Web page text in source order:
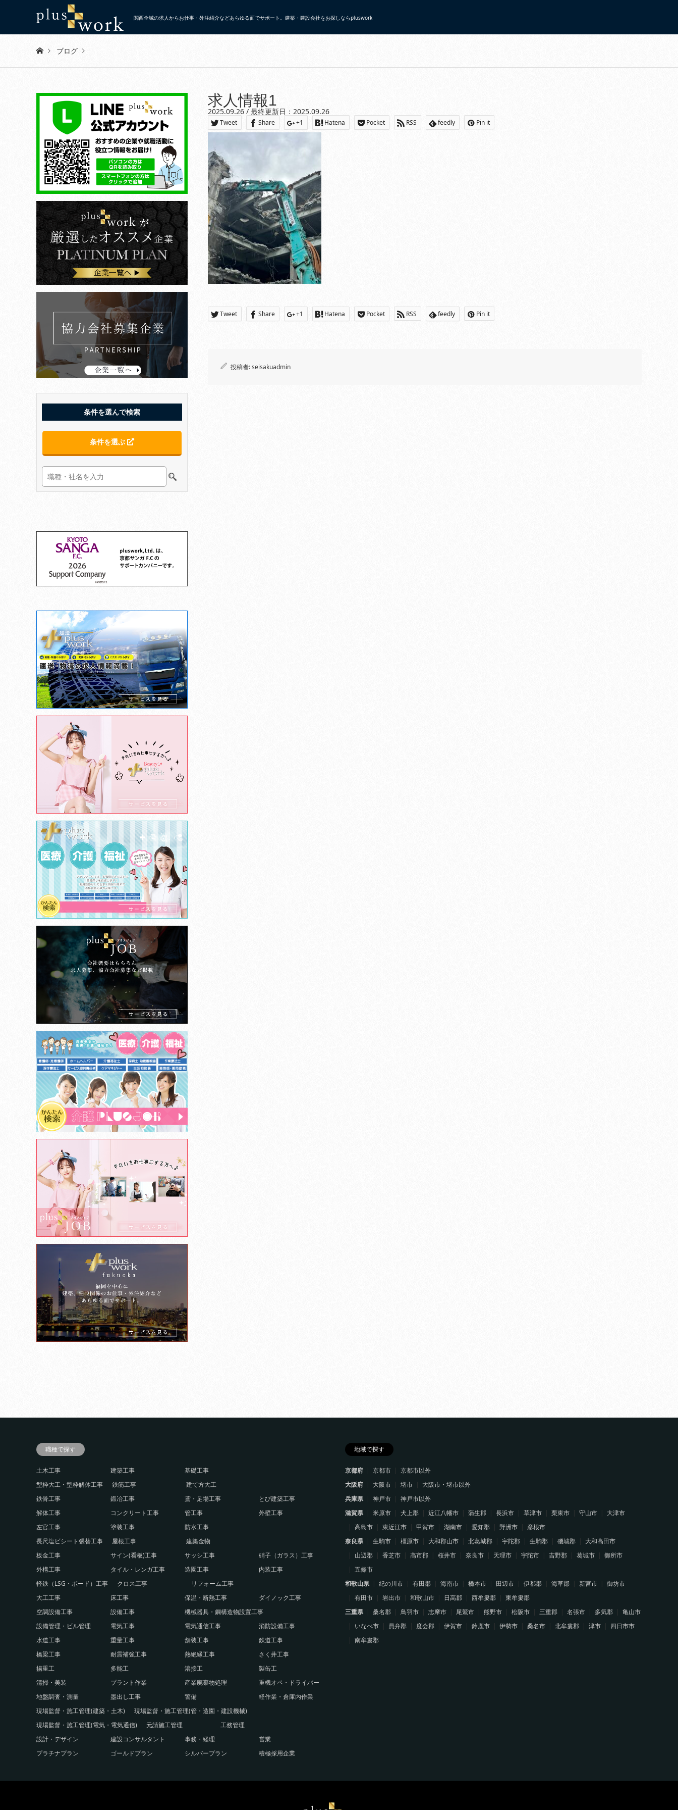
関西全域の求人からお仕事・外注紹介などあらゆる面でサポート。建築・建設会社をお探しならpluswork
ブログ
求人情報1
2025.09.26 / 最終更新日：2025.09.26
Tweet Share +1 Hatena Pocket RSS feedly Pin it
Tweet Share +1 Hatena Pocket RSS feedly Pin it
投稿者:seisakuadmin
条件を選んで検索
条件を選ぶ
職種で探す
土木工事 建築工事
基礎工事
型枠大工・型枠解体工事
鉄筋工事
建て方大工
鉄骨工事
鍛冶工事 鳶・足場工事
とび建築工事
解体工事
コンクリート工事 管工事
外壁工事
左官工事
塗装工事
防水工事
長尺塩ビシート張替工事
屋根工事
建築金物
板金工事
サイン(看板)工事 サッシ工事
硝子（ガラス）工事
外構工事
タイル・レンガ工事 造園工事
内装工事
軽鉄（LSG・ボード）工事
クロス工事
リフォーム工事
大工工事
床工事 保温・断熱工事
ダイノック工事
空調設備工事
設備工事
機械器具・鋼構造物設置工事
設備管理・ビル管理
電気工事 電気通信工事
消防設備工事
水道工事
重量工事 舗装工事
鉄道工事
橋梁工事
耐震補強工事 熱絶縁工事
さく井工事
揚重工
多能工 溶接工
製缶工
清掃・美装
プラント作業 産業廃棄物処理
重機オペ・ドライバー
地盤調査・測量
墨出し工事 警備
軽作業・倉庫内作業
現場監督・施工管理(建築・土木)
現場監督・施工管理(管・造園・建設機械)
現場監督・施工管理(電気・電気通信)
元請施工管理
工務管理
設計・デザイン
建設コンサルタント 事務・経理
営業
プラチナプラン
ゴールドプラン シルバープラン 積極採用企業
地域で探す
京都府 京都市
京都市以外
大阪府
大阪市 堺市
大阪市・堺市以外
兵庫県
神戸市
神戸市以外
滋賀県
米原市 犬上郡 近江八幡市 蒲生郡 長浜市 草津市 栗東市 守山市
大津市
高島市
東近江市 甲賀市 湖南市 愛知郡 野洲市
彦根市
奈良県
生駒市 橿原市 大和郡山市 北葛城郡 宇陀郡 生駒郡 磯城郡
大和高田市
山辺郡
香芝市 高市郡 桜井市 奈良市 天理市 宇陀市 吉野郡 葛城市
御所市
五條市
和歌山県
紀の川市 有田郡 海南市 橋本市 田辺市 伊都郡 海草郡 新宮市
御坊市
有田市
岩出市 和歌山市 日高郡 西牟婁郡
東牟婁郡
三重県
桑名郡 鳥羽市 志摩市 尾鷲市 熊野市 松阪市 三重郡 名張市 多気郡
亀山市
いなべ市
員弁郡 度会郡 伊賀市 鈴鹿市 伊勢市 桑名市 北牟婁郡 津市
四日市市
南牟婁郡